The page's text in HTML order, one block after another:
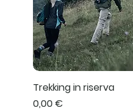
Trekking in riserva
Prezzo
0,00 €